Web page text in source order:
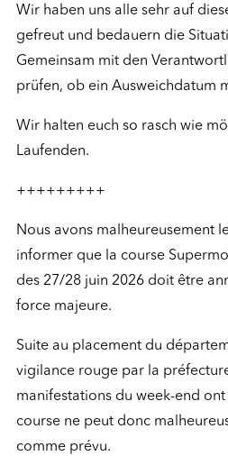
Wir haben uns alle sehr auf
gefreut und bedauern die
Gemeinsam mit den
prüfen, ob ein Ausweichdatum
Wir halten euch so rasch wie
Laufenden.
+++++++++
Nous avons malheureusement
informer que la course
des 27/28 juin 2026 doit être
force majeure.
Suite au placement du
vigilance rouge par la
manifestations du week-end
course ne peut donc
comme prévu.